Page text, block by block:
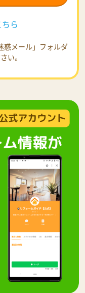
ら
惑メール」フォルダ
い。